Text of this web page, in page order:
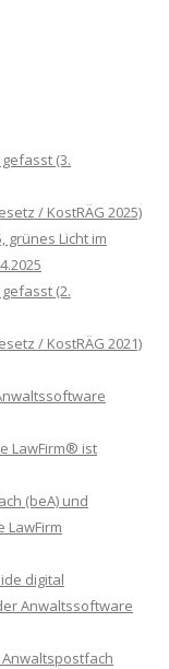
(3.
/ KostRÄG 2025)
grünes Licht im
(2.
/ KostRÄG 2021)
LawFirm® ist
(beA) und
LawFirm
digital
Anwaltssoftware